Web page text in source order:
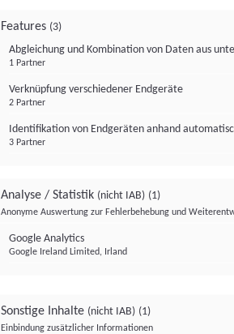
Features (3)
Abgleichung und Kombination von Daten aus
1 Partner
Verknüpfung verschiedener Endgeräte
2 Partner
Identifikation von Endgeräten anhand
3 Partner
Analyse / Statistik (nicht IAB) (1)
Anonyme Auswertung zur Fehlerbehebung und
Google Analytics
Google Ireland Limited, Irland
Sonstige Inhalte (nicht IAB) (1)
Einbindung zusätzlicher Informationen